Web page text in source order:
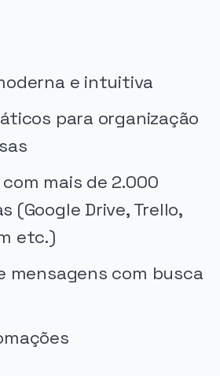
e intuitiva
para organização
mais de 2.000
(Google Drive, Trello,
etc.)
mensagens com busca